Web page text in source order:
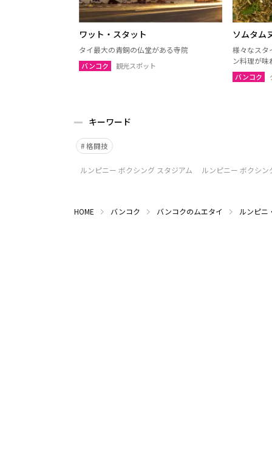
ワット・スタット
タイ最大の青銅の仏堂がある寺院
バンコク 観光スポット
ソムタム
様々なスタ
ン料理が味
バンコク
キーワード
格闘技
ルンピニー ボクシング スタジアム ルンピニー ボクシン
HOME バンコク バンコクのムエタイ ルンピニ